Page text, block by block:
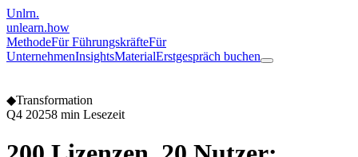
Unlrn.
unlearn.how
MethodeFür FührungskräfteFür
UnternehmenInsightsMaterialErstgespräch buchen
◆Transformation
Q4 20258 min Lesezeit